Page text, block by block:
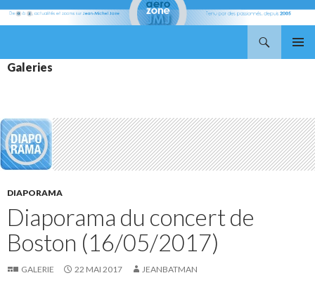
AU
Galeries
DIAPORAMA
Diaporama du concert de
Boston (16/05/2017)
GALERIE 22 MAI 2017 JEANBATMAN